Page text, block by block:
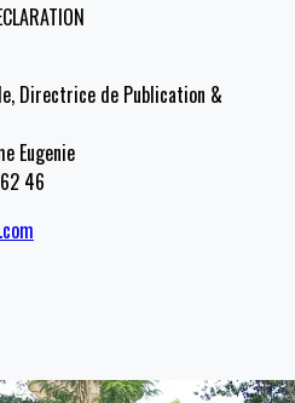
Directrice de Publication &
Eugenie
46